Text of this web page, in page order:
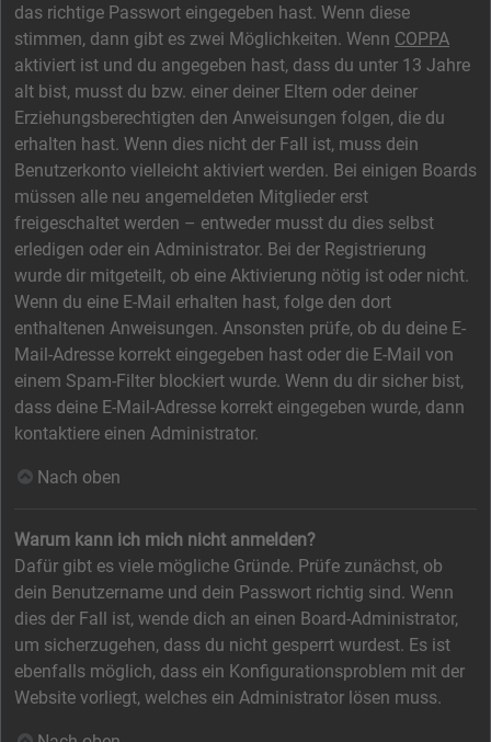
das richtige Passwort eingegeben hast. Wenn diese
stimmen, dann gibt es zwei Möglichkeiten. Wenn COPPA
aktiviert ist und du angegeben hast, dass du unter 13 Jahre
alt bist, musst du bzw. einer deiner Eltern oder deiner
Erziehungsberechtigten den Anweisungen folgen, die du
erhalten hast. Wenn dies nicht der Fall ist, muss dein
Benutzerkonto vielleicht aktiviert werden. Bei einigen Boards
müssen alle neu angemeldeten Mitglieder erst
freigeschaltet werden – entweder musst du dies selbst
erledigen oder ein Administrator. Bei der Registrierung
wurde dir mitgeteilt, ob eine Aktivierung nötig ist oder nicht.
Wenn du eine E-Mail erhalten hast, folge den dort
enthaltenen Anweisungen. Ansonsten prüfe, ob du deine E-
Mail-Adresse korrekt eingegeben hast oder die E-Mail von
einem Spam-Filter blockiert wurde. Wenn du dir sicher bist,
dass deine E-Mail-Adresse korrekt eingegeben wurde, dann
kontaktiere einen Administrator.
Nach oben
Warum kann ich mich nicht anmelden?
Dafür gibt es viele mögliche Gründe. Prüfe zunächst, ob
dein Benutzername und dein Passwort richtig sind. Wenn
dies der Fall ist, wende dich an einen Board-Administrator,
um sicherzugehen, dass du nicht gesperrt wurdest. Es ist
ebenfalls möglich, dass ein Konfigurationsproblem mit der
Website vorliegt, welches ein Administrator lösen muss.